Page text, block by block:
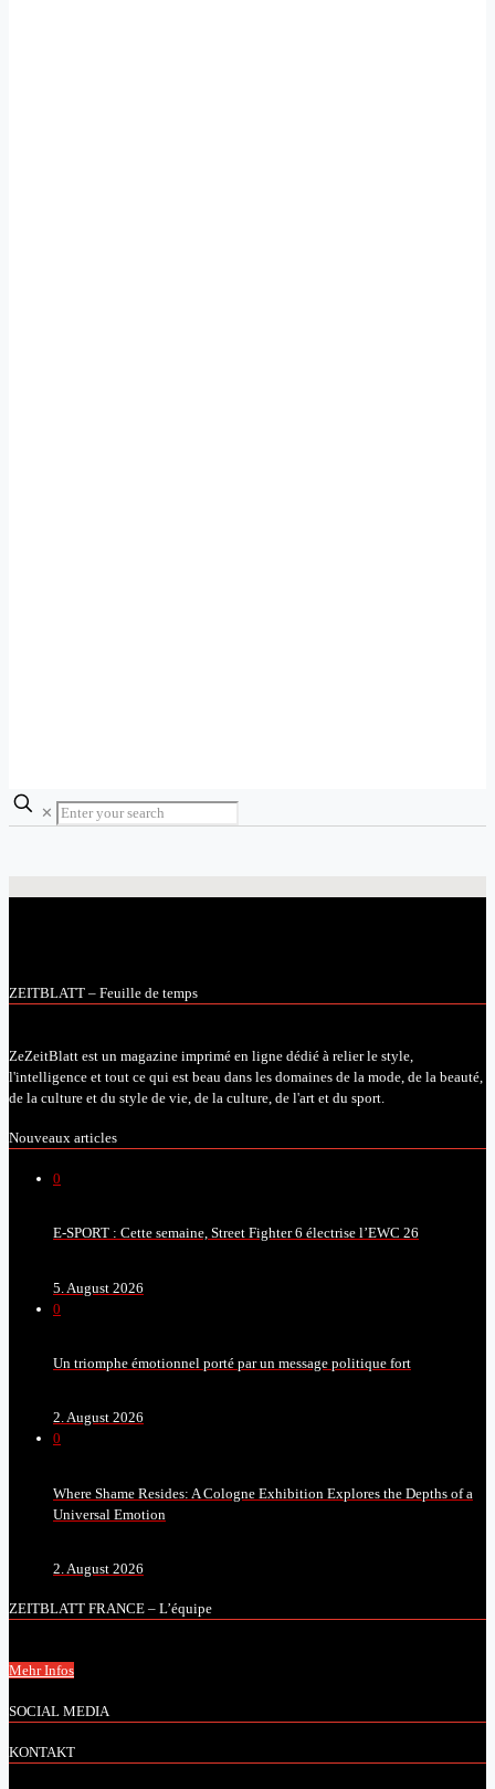
✕
ZEITBLATT – Feuille de temps
ZeZeitBlatt est un magazine imprimé en ligne dédié à relier le style,
l'intelligence et tout ce qui est beau dans les domaines de la mode, de la beauté,
de la culture et du style de vie, de la culture, de l'art et du sport.
Nouveaux articles
0
E-SPORT : Cette semaine, Street Fighter 6 électrise l’EWC 26
5. August 2026
0
Un triomphe émotionnel porté par un message politique fort
2. August 2026
0
Where Shame Resides: A Cologne Exhibition Explores the Depths of a
Universal Emotion
2. August 2026
ZEITBLATT FRANCE – L’équipe
Mehr Infos
SOCIAL MEDIA
KONTAKT